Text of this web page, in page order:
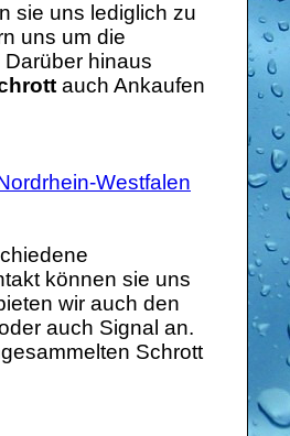
sie uns lediglich zu
uns um die
hinaus
auch Ankaufen
Westfalen
können sie uns
wir auch den
auch Signal an.
Schrott